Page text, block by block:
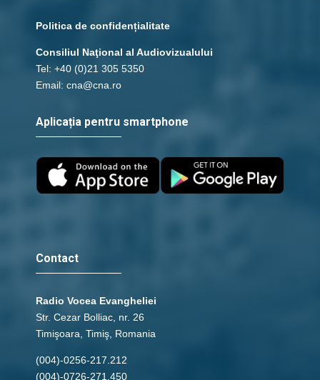
Politica de confidențialitate
Consiliul Naţional al Audiovizualului
Tel: +40 (0)21 305 5350
Email: cna@cna.ro
Aplicația pentru smartphone
Contact
Radio Vocea Evangheliei
Str. Cezar Bolliac, nr. 26
Timişoara, Timiş, Romania
(004)-0256-217.212
(004)-0726-271.450